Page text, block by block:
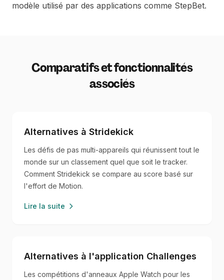
modèle utilisé par des applications comme StepBet.
Comparatifs et fonctionnalités
associés
Alternatives à Stridekick
Les défis de pas multi-appareils qui réunissent tout le
monde sur un classement quel que soit le tracker.
Comment Stridekick se compare au score basé sur
l'effort de Motion.
Lire la suite
Alternatives à l'application Challenges
Les compétitions d'anneaux Apple Watch pour les